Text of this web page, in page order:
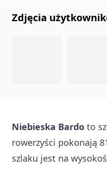
Zdjęcia
Niebieska Bardo to
rowerzyści pokonają
szlaku jest na